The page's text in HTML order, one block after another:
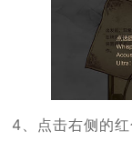
4、点击右侧的